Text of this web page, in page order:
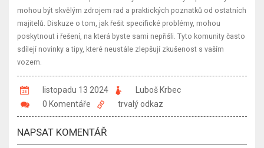
mohou být skvělým zdrojem rad a praktických poznatků od ostatních
majitelů. Diskuze o tom, jak řešit specifické problémy, mohou
poskytnout i řešení, na která byste sami nepřišli. Tyto komunity často
sdílejí novinky a tipy, které neustále zlepšují zkušenost s vaším
vozem.
listopadu 13 2024
Luboš Krbec
0 Komentáře
trvalý odkaz
NAPSAT KOMENTÁŘ